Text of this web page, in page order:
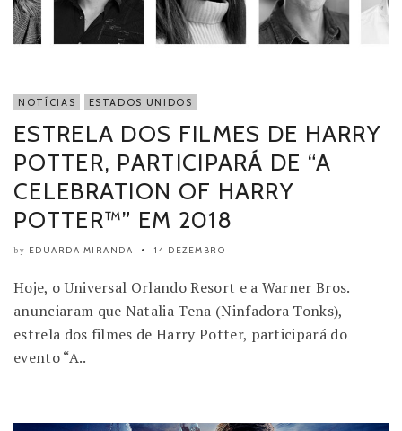
NOTÍCIAS ESTADOS UNIDOS
ESTRELA DOS FILMES DE HARRY
POTTER, PARTICIPARÁ DE “A
CELEBRATION OF HARRY
POTTER™” EM 2018
by EDUARDA MIRANDA 14 DEZEMBRO
Hoje, o Universal Orlando Resort e a Warner Bros.
anunciaram que Natalia Tena (Ninfadora Tonks),
estrela dos filmes de Harry Potter, participará do
evento “A..